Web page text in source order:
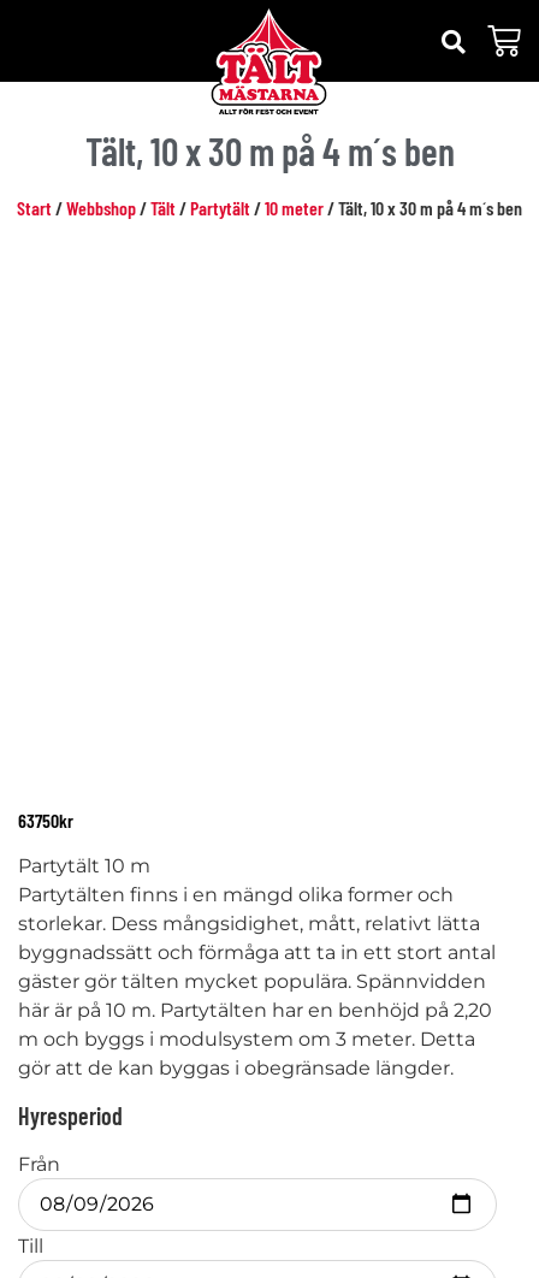
Tält, 10 x 30 m på 4 m´s ben
Start/Webbshop/Tält/Partytält/10 meter/ Tält, 10 x 30 m på 4 m´s ben
63750kr
Partytält 10 m
Partytälten finns i en mängd olika former och
storlekar. Dess mångsidighet, mått, relativt lätta
byggnadssätt och förmåga att ta in ett stort antal
gäster gör tälten mycket populära. Spännvidden
här är på 10 m. Partytälten har en benhöjd på 2,20
m och byggs i modulsystem om 3 meter. Detta
gör att de kan byggas i obegränsade längder.
Hyresperiod
Från
Till